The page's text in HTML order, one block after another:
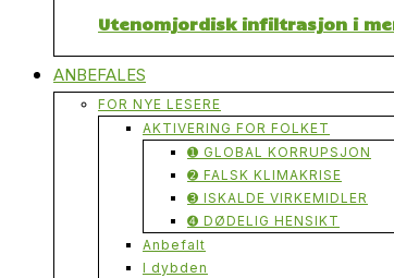
Utenomjordisk infiltrasjon i
ANBEFALES
FOR NYE LESERE
AKTIVERING FOR FOLKET
➊ GLOBAL KORRUPSJON
➋ FALSK KLIMAKRISE
➌ ISKALDE VIRKEMIDLER
➍ DØDELIG HENSIKT
Anbefalt
I dybden